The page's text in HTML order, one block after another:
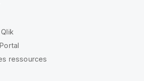
ressources